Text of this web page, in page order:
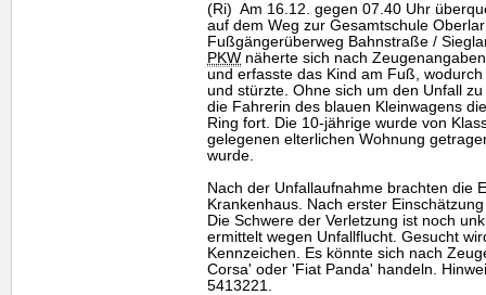
(Ri) Am 16.12. gegen 07.40 Uhr
auf dem Weg zur Gesamtschule
Fußgängerüberweg Bahnstraße /
PKW näherte sich nach
und erfasste das Kind am Fuß,
und stürzte. Ohne sich um den Unfall
die Fahrerin des blauen Kleinwagens
Ring fort. Die 10-jährige wurde von
gelegenen elterlichen Wohnung
wurde.
Nach der Unfallaufnahme brachten die
Krankenhaus. Nach erster
Die Schwere der Verletzung ist noch
ermittelt wegen Unfallflucht. Gesucht
Kennzeichen. Es könnte sich nach
Corsa' oder 'Fiat Panda' handeln.
5413221.